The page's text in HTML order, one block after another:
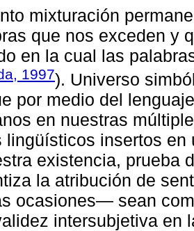
mixturación
que nos exceden y
en la cual las
1997). Universo
por medio del
en nuestras
lingüísticos insertos en
existencia, prueba
la atribución de
ocasiones— sean
intersubjetiva en